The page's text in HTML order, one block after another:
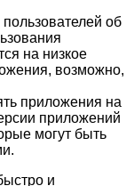
об
на низкое
возможно,
приложения на
приложений
могут быть
и